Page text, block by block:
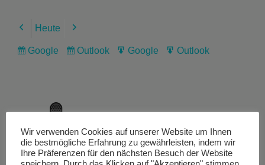
Previous
Heute Next
Subscribe
Google
Subscribe
Outlook
Export
Google
Export
Outlook
Livestream
Wir verwenden Cookies auf unserer Website um Ihnen
die bestmögliche Erfahrung zu gewährleisten, indem wir
Ihre Präferenzen für den nächsten Besuch der Website